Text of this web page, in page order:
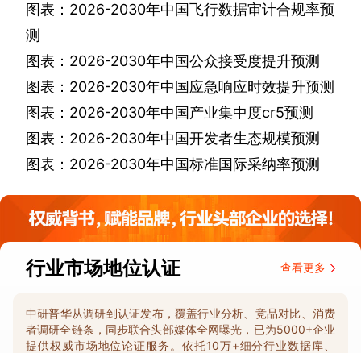
图表： 2026-2030年中国飞行数据审计合规率预
测
图表： 2026-2030年中国公众接受度提升预测
图表： 2026-2030年中国应急响应时效提升预测
图表： 2026-2030年中国产业集中度cr5预测
图表： 2026-2030年中国开发者生态规模预测
图表： 2026-2030年中国标准国际采纳率预测
行业市场地位认证 查看更多
中研普华从调研到认证发布，覆盖行业分析、竞品对比、消费
者调研全链条，同步联合头部媒体全网曝光，已为5000+企业
提供权威市场地位论证服务。依托10万+细分行业数据库、